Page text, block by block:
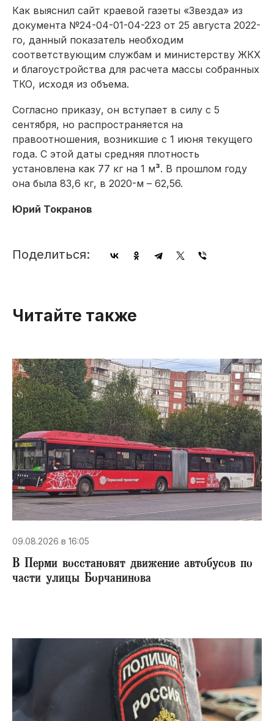
Как выяснил сайт краевой газеты «Звезда» из
документа №24-04-01-04-223 от 25 августа 2022-
го, данный показатель необходим
соответствующим службам и министерству ЖКХ
и благоустройства для расчета массы собранных
ТКО, исходя из объема.
Согласно приказу, он вступает в силу с 5
сентября, но распространяется на
правоотношения, возникшие с 1 июня текущего
года. С этой даты средняя плотность
установлена как 77 кг на 1 м³. В прошлом году
она была 83,6 кг, в 2020-м – 62,56.
Юрий Токранов
Поделиться:
Читайте также
09.08.2026 в 16:05
В Перми восстановят движение автобусов по
части улицы Борчанинова